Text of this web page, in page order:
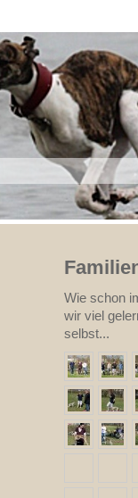
Wie schon
wir viel
selbst...